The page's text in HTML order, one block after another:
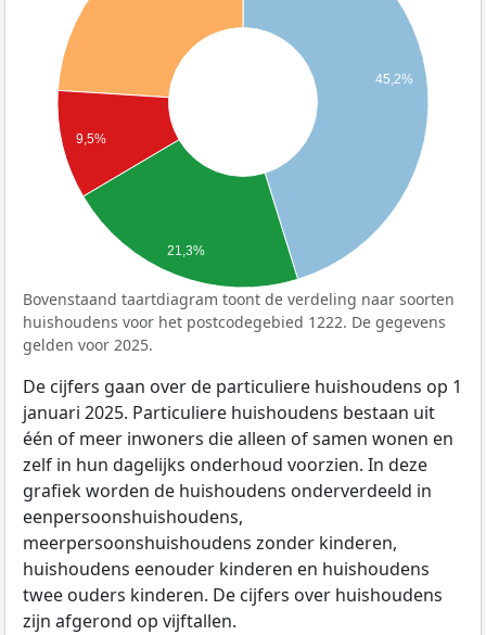
45,2%
9,5%
21,3%
Bovenstaand taartdiagram toont de verdeling naar soorten
huishoudens voor het postcodegebied 1222. De gegevens
gelden voor 2025.
De cijfers gaan over de particuliere huishoudens op 1
januari 2025. Particuliere huishoudens bestaan uit
één of meer inwoners die alleen of samen wonen en
zelf in hun dagelijks onderhoud voorzien. In deze
grafiek worden de huishoudens onderverdeeld in
eenpersoonshuishoudens,
meerpersoonshuishoudens zonder kinderen,
huishoudens eenouder kinderen en huishoudens
twee ouders kinderen. De cijfers over huishoudens
zijn afgerond op vijftallen.